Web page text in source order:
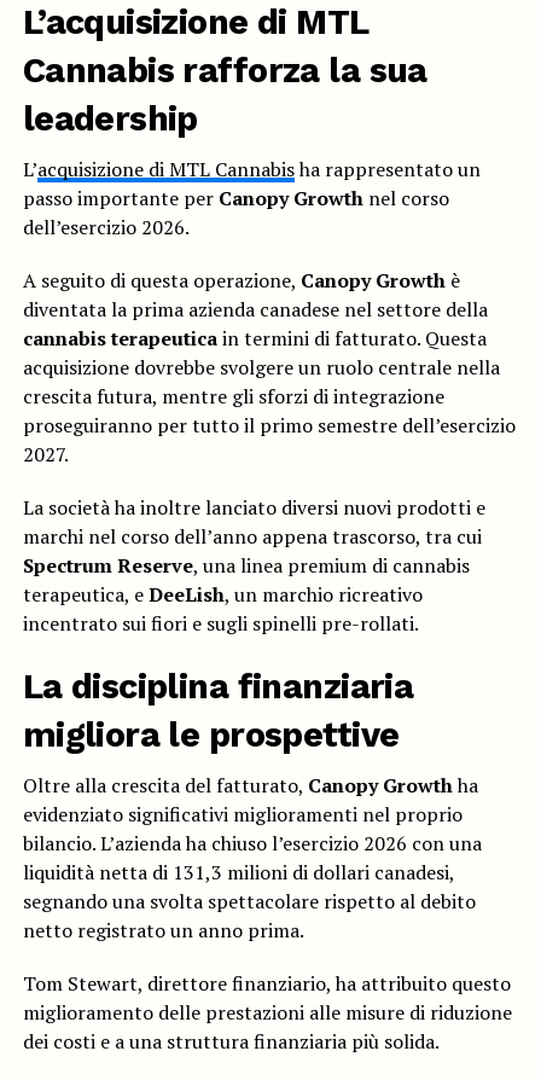
L’acquisizione di MTL
Cannabis rafforza la sua
leadership
L’acquisizione di MTL Cannabisha rappresentato un
passo importante per Canopy Growthnel corso
dell’esercizio 2026.
A seguito di questa operazione, Canopy Growthè
diventata la prima azienda canadese nel settore della
cannabis terapeuticain termini di fatturato. Questa
acquisizione dovrebbe svolgere un ruolo centrale nella
crescita futura, mentre gli sforzi di integrazione
proseguiranno per tutto il primo semestre dell’esercizio
2027.
La società ha inoltre lanciato diversi nuovi prodotti e
marchi nel corso dell’anno appena trascorso, tra cui
Spectrum Reserve, una linea premium di cannabis
terapeutica, eDeeLish, un marchio ricreativo
incentrato sui fiori e sugli spinelli pre-rollati.
La disciplina finanziaria
migliora le prospettive
Oltre alla crescita del fatturato, Canopy Growthha
evidenziato significativi miglioramenti nel proprio
bilancio. L’azienda ha chiuso l’esercizio 2026 con una
liquidità netta di 131,3 milioni di dollari canadesi,
segnando una svolta spettacolare rispetto al debito
netto registrato un anno prima.
Tom Stewart, direttore finanziario, ha attribuito questo
miglioramento delle prestazioni alle misure di riduzione
dei costi e a una struttura finanziaria più solida.